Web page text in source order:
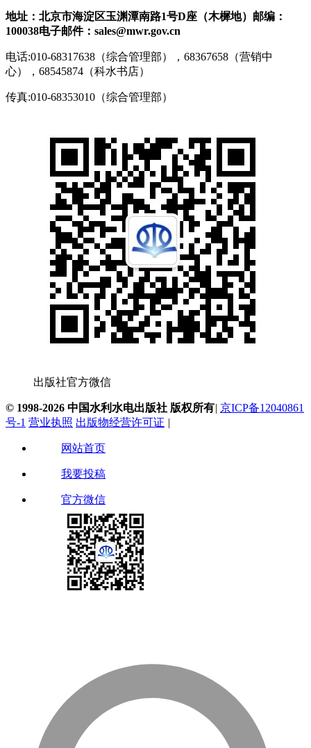
地址：北京市海淀区玉渊潭南路1号D座（木樨地） 邮编：
100038电子邮件：sales@mwr.gov.cn
电话:010-68317638（综合管理部），68367658（营销中
心），68545874（科水书店）
传真:010-68353010（综合管理部）
出版社官方微信
© 1998-2026 中国水利水电出版社 版权所有| 京ICP备12040861
号-1 营业执照 出版物经营许可证 |
网站首页
我要投稿
官方微信